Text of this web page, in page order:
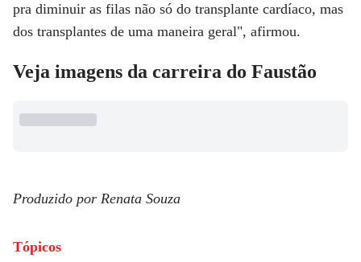
pra diminuir as filas não só do transplante cardíaco, mas
dos transplantes de uma maneira geral", afirmou.
Veja imagens da carreira do Faustão
Produzido por Renata Souza
Tópicos